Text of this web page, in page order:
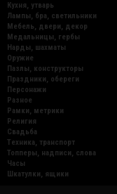
Кухня, утварь
Лампы, бра, светильники
Мебель, двери, декор
Медальницы, гербы
Нарды, шахматы
Оружие
Пазлы, конструкторы
Праздники, обереги
Персонажи
Разное
Рамки, метрики
Религия
Свадьба
Техника, транспорт
Топперы, надписи, слова
Часы
Шкатулки, ящики